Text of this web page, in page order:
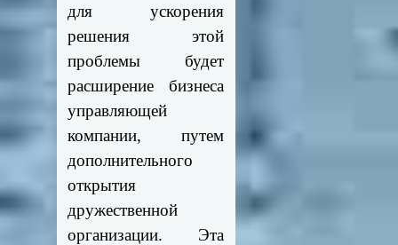
для ускорения
решения этой
проблемы будет
расширение бизнеса
управляющей
компании, путем
дополнительного
открытия
дружественной
организации. Эта